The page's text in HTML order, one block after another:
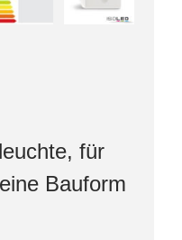
für
Bauform